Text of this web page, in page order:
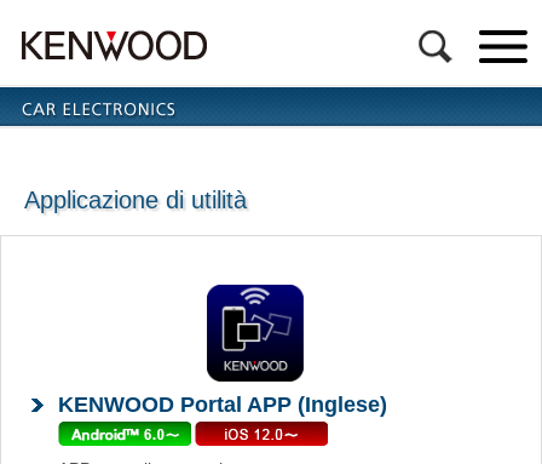
Applicazione di utilità
KENWOOD Portal APP (Inglese)